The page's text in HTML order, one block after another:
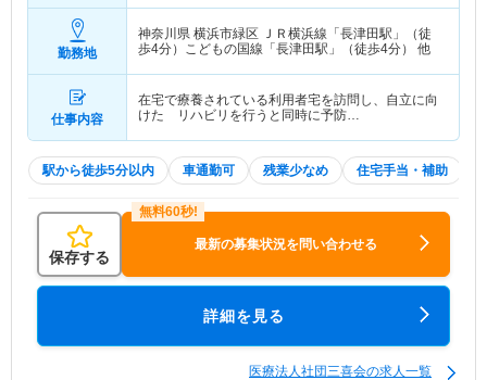
勤務地
神奈川県 横浜市緑区 ＪＲ横浜線「長津田駅」（徒
歩4分）こどもの国線「長津田駅」（徒歩4分） 他
仕事内容
在宅で療養されている利用者宅を訪問し、自立に向
けた リハビリを行うと同時に予防…
駅から徒歩5分以内 車通勤可 残業少なめ 住宅手当・補助
保存する
最新の募集状況を問い合わせる
詳細を見る
医療法人社団三喜会の求人一覧